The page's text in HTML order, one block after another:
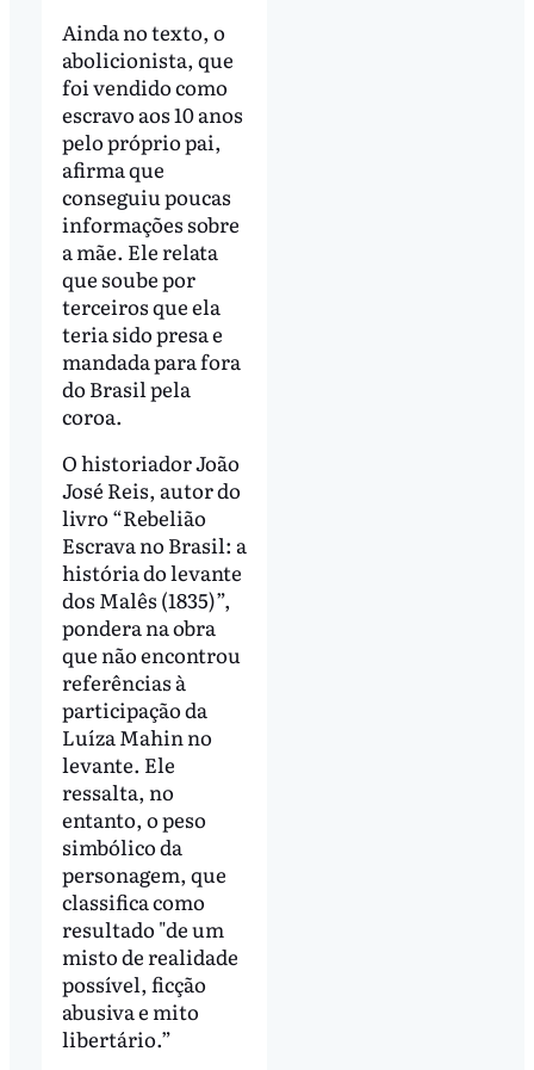
Ainda no texto, o
abolicionista, que
foi vendido como
escravo aos 10 anos
pelo próprio pai,
afirma que
conseguiu poucas
informações sobre
a mãe. Ele relata
que soube por
terceiros que ela
teria sido presa e
mandada para fora
do Brasil pela
coroa.
O historiador João
José Reis, autor do
livro “Rebelião
Escrava no Brasil: a
história do levante
dos Malês (1835)”,
pondera na obra
que não encontrou
referências à
participação da
Luíza Mahin no
levante. Ele
ressalta, no
entanto, o peso
simbólico da
personagem, que
classifica como
resultado "de um
misto de realidade
possível, ficção
abusiva e mito
libertário.”